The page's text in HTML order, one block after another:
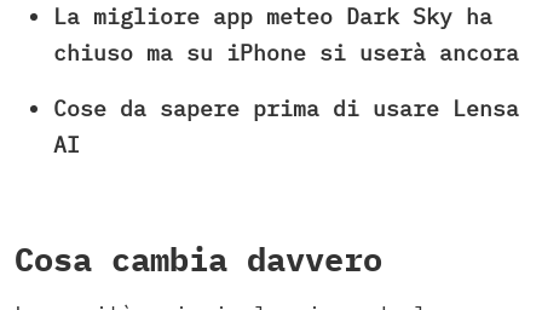
La migliore app meteo Dark Sky ha
chiuso ma su iPhone si userà ancora
Cose da sapere prima di usare Lensa
AI
Cosa cambia davvero